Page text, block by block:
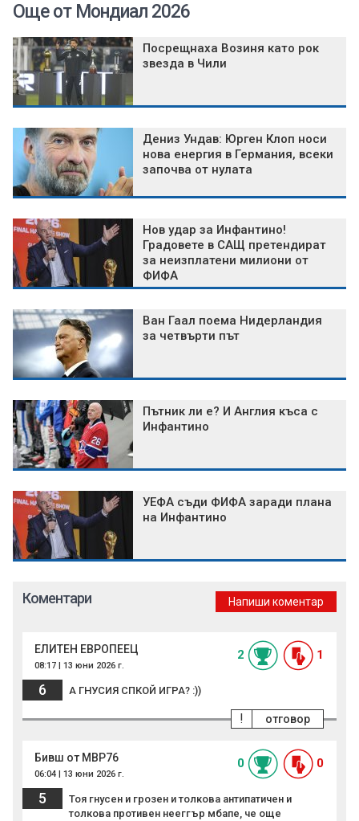
Още от Мондиал 2026
Посрещнаха Возиня като рок
звезда в Чили
Дениз Ундав: Юрген Клоп носи
нова енергия в Германия, всеки
започва от нулата
Нов удар за Инфантино!
Градовете в САЩ претендират
за неизплатени милиони от
ФИФА
Ван Гаал поема Нидерландия
за четвърти път
Пътник ли е? И Англия къса с
Инфантино
УЕФА съди ФИФА заради плана
на Инфантино
Коментари Напиши коментар
ЕЛИТЕН ЕВРОПЕЕЦ
08:17 | 13 юни 2026 г.
2 1
6 А ГНУСИЯ СПКОЙ ИГРА? :))
отговор
!
Бивш от МВР76
06:04 | 13 юни 2026 г.
0 0
5
Тоя гнусен и грозен и толкова антипатичен и
толкова противен нееггър мбапе, че още